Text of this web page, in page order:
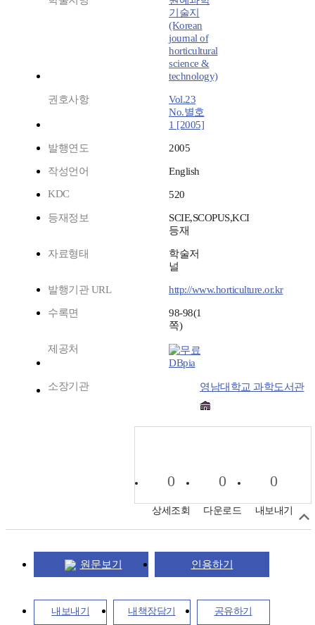
기술지
(Korean
journal of
horticultural
science &
technology)
권호사항
Vol.23
No.별호
1 [2005]
발행연도 2005
작성언어
English
KDC
520
등재정보
SCIE,SCOPUS,KCI
등재
자료형태
학술저
널
발행기관 URL http://www.horticulture.or.kr
수록면
98-98(1
쪽)
제공처
DBpia
소장기관 영남대학교 과학도서관
0
상세조회
0
다운로드
0
내보내기
원문보기 인용하기
내보내기 내책장담기 공유하기